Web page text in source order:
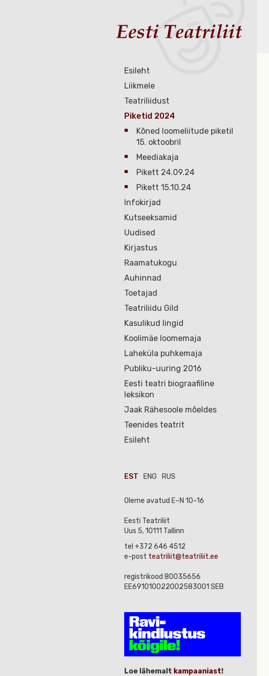
Esileht
Liikmele
Teatriliidust
Piketid 2024
Kõned loomeliitude piketil
15. oktoobril
Meediakaja
Pikett 24.09.24
Pikett 15.10.24
Infokirjad
Kutseeksamid
Uudised
Kirjastus
Raamatukogu
Auhinnad
Toetajad
Teatriliidu Gild
Kasulikud lingid
Koolimäe loomemaja
Laheküla puhkemaja
Publiku-uuring 2016
Eesti teatri biograafiline
leksikon
Jaak Rähesoole mõeldes
Teenides teatrit
Esileht
EST ENG RUS
Oleme avatud E–N 10–16
Eesti Teatriliit
Uus 5, 10111 Tallinn
tel +372 646 4512
e-post teatriliit@teatriliit.ee
registrikood 80035656
EE691010022002583001 SEB
Loe lähemalt kampaaniast!